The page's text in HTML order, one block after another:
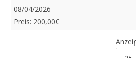
08/04/2026
Preis: 200,00€